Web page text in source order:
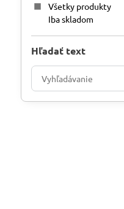
Všetky produkty
Iba skladom
Hľadať text
Prehľadať
výsledky
filtra